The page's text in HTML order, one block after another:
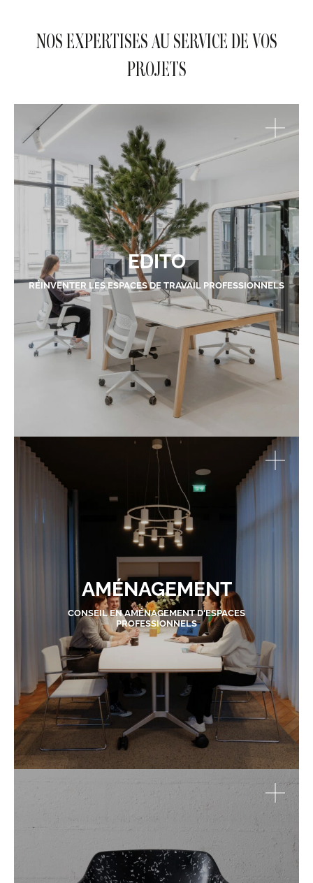
NOS EXPERTISES AU SERVICE DE VOS
PROJETS
EDITO
RÉINVENTER LES ESPACES DE TRAVAIL PROFESSIONNELS
AMÉNAGEMENT
CONSEIL EN AMÉNAGEMENT D'ESPACES
PROFESSIONNELS